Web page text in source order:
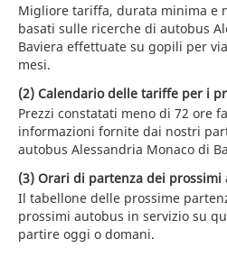
Migliore tariffa, durata minima e
basati sulle ricerche di autobus
Baviera effettuate su gopili per
mesi.
(2) Calendario delle tariffe per i
Prezzi constatati meno di 72 ore
informazioni fornite dai nostri
autobus Alessandria Monaco di
(3) Orari di partenza dei prossimi
Il tabellone delle prossime
prossimi autobus in servizio su
partire oggi o domani.